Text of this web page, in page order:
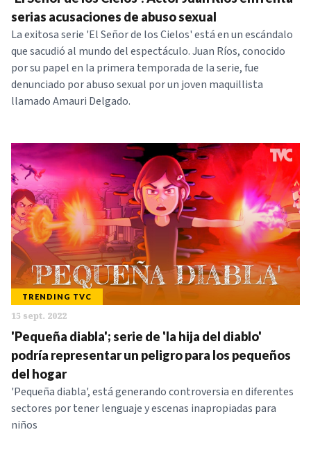
serias acusaciones de abuso sexual
La exitosa serie 'El Señor de los Cielos' está en un escándalo
que sacudió al mundo del espectáculo. Juan Ríos, conocido
por su papel en la primera temporada de la serie, fue
denunciado por abuso sexual por un joven maquillista
llamado Amauri Delgado.
TRENDING TVC
15 sept. 2022
'Pequeña diabla'; serie de 'la hija del diablo'
podría representar un peligro para los pequeños
del hogar
'Pequeña diabla', está generando controversia en diferentes
sectores por tener lenguaje y escenas inapropiadas para
niños